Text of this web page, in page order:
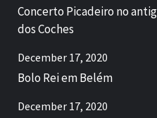
Concerto Picadeiro no
dos Coches
December 17, 2020
Bolo Rei em Belém
December 17, 2020